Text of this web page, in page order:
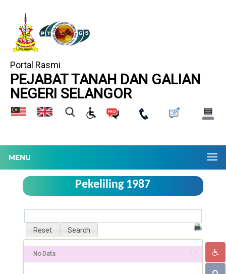
Portal Rasmi
PEJABAT TANAH DAN GALIAN
NEGERI SELANGOR
MENU
Pekeliling 1987
No Data